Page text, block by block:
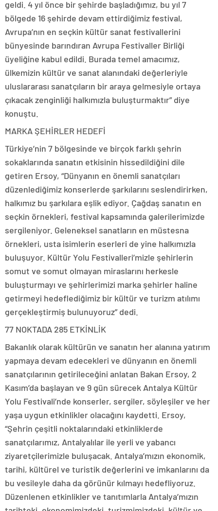
geldi. 4 yıl önce bir şehirde başladığımız, bu yıl 7
bölgede 16 şehirde devam ettirdiğimiz festival,
Avrupa’nın en seçkin kültür sanat festivallerini
bünyesinde barındıran Avrupa Festivaller Birliği
üyeliğine kabul edildi. Burada temel amacımız,
ülkemizin kültür ve sanat alanındaki değerleriyle
uluslararası sanatçıların bir araya gelmesiyle ortaya
çıkacak zenginliği halkımızla buluşturmaktır” diye
konuştu.
MARKA ŞEHİRLER HEDEFİ
Türkiye’nin 7 bölgesinde ve birçok farklı şehrin
sokaklarında sanatın etkisinin hissedildiğini dile
getiren Ersoy, “Dünyanın en önemli sanatçıları
düzenlediğimiz konserlerde şarkılarını seslendirirken,
halkımız bu şarkılara eşlik ediyor. Çağdaş sanatın en
seçkin örnekleri, festival kapsamında galerilerimizde
sergileniyor. Geleneksel sanatların en müstesna
örnekleri, usta isimlerin eserleri de yine halkımızla
buluşuyor. Kültür Yolu Festivalleri’mizle şehirlerin
somut ve somut olmayan miraslarını herkesle
buluşturmayı ve şehirlerimizi marka şehirler haline
getirmeyi hedeflediğimiz bir kültür ve turizm atılımı
gerçekleştirmiş bulunuyoruz” dedi.
77 NOKTADA 285 ETKİNLİK
Bakanlık olarak kültürün ve sanatın her alanına yatırım
yapmaya devam edecekleri ve dünyanın en önemli
sanatçılarının getirileceğini anlatan Bakan Ersoy, 2
Kasım’da başlayan ve 9 gün sürecek Antalya Kültür
Yolu Festivali’nde konserler, sergiler, söyleşiler ve her
yaşa uygun etkinlikler olacağını kaydetti. Ersoy,
“Şehrin çeşitli noktalarındaki etkinliklerde
sanatçılarımız, Antalyalılar ile yerli ve yabancı
ziyaretçilerimizle buluşacak. Antalya’mızın ekonomik,
tarihi, kültürel ve turistik değerlerini ve imkanlarını da
bu vesileyle daha da görünür kılmayı hedefliyoruz.
Düzenlenen etkinlikler ve tanıtımlarla Antalya’mızın